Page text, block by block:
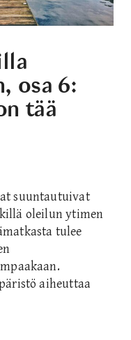
osa 6:
tää
suuntautuivat
oleilun ytimen
tulee
aiheuttaa